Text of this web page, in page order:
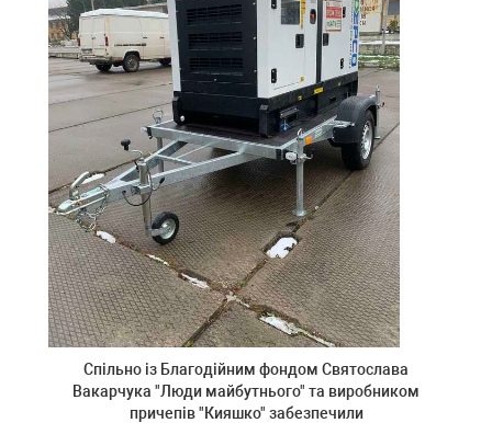
Спільно із Благодійним фондом Святослава
Вакарчука "Люди майбутнього" та виробником
причепів "Кияшко" забезпечили